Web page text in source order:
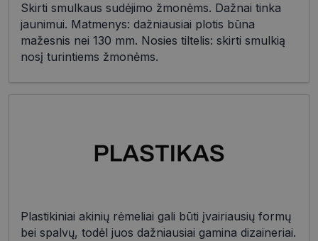
Skirti smulkaus sudėjimo žmonėms. Dažnai tinka
jaunimui. Matmenys: dažniausiai plotis būna
mažesnis nei 130 mm. Nosies tiltelis: skirti smulkią
nosį turintiems žmonėms.
Plastikiniai akinių rėmeliai gali būti įvairiausių formų
bei spalvų, todėl juos dažniausiai gamina dizaineriai.